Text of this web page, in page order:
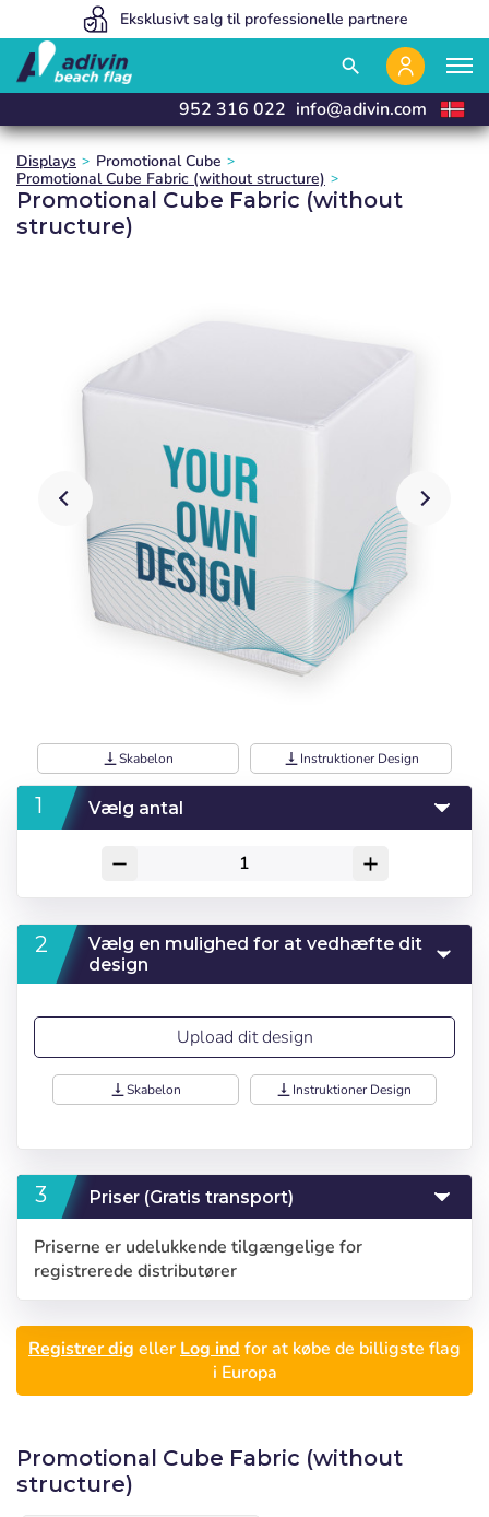
Vi fremstiller og leverer i 24 timer
Eksklusivt salg til professionelle partnere
Vores priser er så lave, fordi vi sælger 100% online
search
Log ind
Bruger (VAT):
Husk adgangskode:
952 316 022 info@adivin.com
Vælg dit sprog
Español
Deutsch
Italiano
Displays
Promotional Cube
Promotional Cube Fabric (without structure)
Promotional Cube Fabric (without
structure)
vertical_align_bottomSkabelon vertical_align_bottom Instruktioner Design
Vælg antal
remove add
Vælg en mulighed for at vedhæfte dit
design
Upload dit design
vertical_align_bottomSkabelon vertical_align_bottom Instruktioner Design
Priser (Gratis transport)
Priserne er udelukkende tilgængelige for
registrerede distributører
Registrer dig eller Log ind for at købe de billigste flag
i Europa
Promotional Cube Fabric (without
structure)
Precios por unidad
Añadiendo producto al carrito
Seleccionar número
de elementos a
diseñar